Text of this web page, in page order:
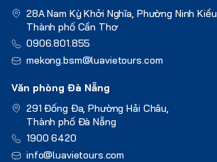
28A Nam Kỳ Khởi Nghĩa, Phường Ninh Kiều,
Thành phố Cần Thơ
0906.801.855
mekong.bsm@luavietours.com
Văn phòng Đà Nẵng
291 Đống Đa, Phường Hải Châu,
Thành phố Đà Nẵng
1900 6420
info@luavietours.com